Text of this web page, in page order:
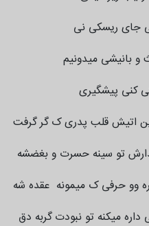
جای ریسکی نی
و بانیشی میدونیم
کنی پیشگیری
اتیش قلب پدری ک گر گرفت
تو سینه حسرت و بغضشه
وو حرفی ک میمونه عقده شه
میکنه تو نبودت گربه دق